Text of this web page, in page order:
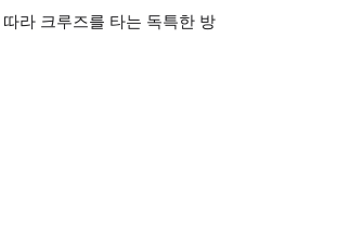
라 크루즈를 타는 독특한 방